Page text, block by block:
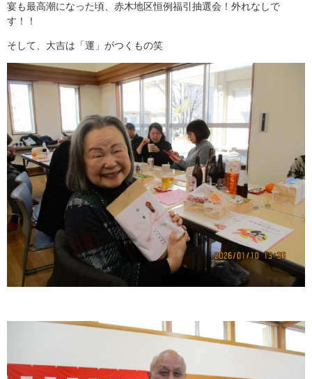
宴も最高潮になった頃、赤木地区恒例福引抽選会！外れなしで
す！！
そして、大吉は「運」がつくもの笑